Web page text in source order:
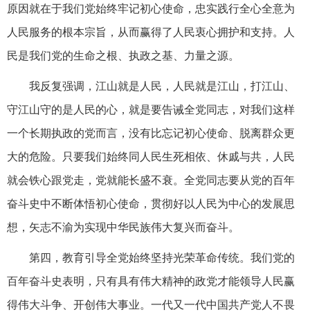
原因就在于我们党始终牢记初心使命，忠实践行全心全意为
人民服务的根本宗旨，从而赢得了人民衷心拥护和支持。人
民是我们党的生命之根、执政之基、力量之源。
我反复强调，江山就是人民，人民就是江山，打江山、
守江山守的是人民的心，就是要告诫全党同志，对我们这样
一个长期执政的党而言，没有比忘记初心使命、脱离群众更
大的危险。只要我们始终同人民生死相依、休戚与共，人民
就会铁心跟党走，党就能长盛不衰。全党同志要从党的百年
奋斗史中不断体悟初心使命，贯彻好以人民为中心的发展思
想，矢志不渝为实现中华民族伟大复兴而奋斗。
第四，教育引导全党始终坚持光荣革命传统。我们党的
百年奋斗史表明，只有具有伟大精神的政党才能领导人民赢
得伟大斗争、开创伟大事业。一代又一代中国共产党人不畏